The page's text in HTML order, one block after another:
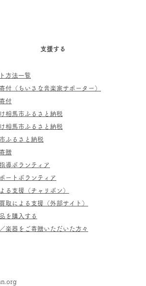
支援する
方法一覧
付（ちいさな音楽家サポーター）
付
相馬市ふるさと納税
相馬市ふるさと納税
ふるさと納税
贈
導ボランティア
ートボランティア
る支援（チャリボン）
取による支援（外部サイト）
を購入する
楽器をご寄贈いただいた方々